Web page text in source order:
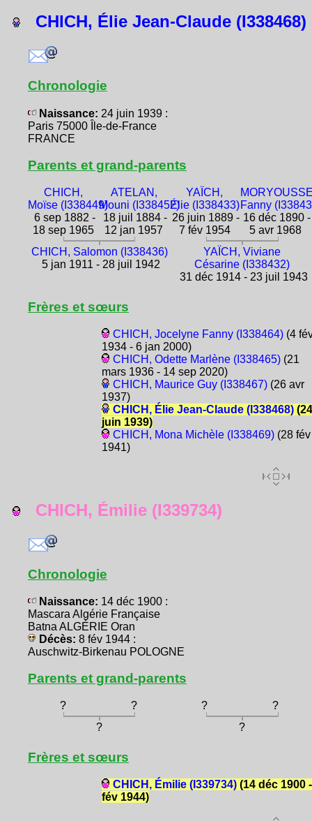
CHICH, Élie Jean-Claude (I338468)
Chronologie
Naissance: 24 juin 1939 :
Paris 75000 Île-de-France
FRANCE
Parents et grand-parents
CHICH,
Moïse (I338449)
6 sep 1882 -
18 sep 1965
ATELAN,
Mouni (I338452)
18 juil 1884 -
12 jan 1957
YAÏCH,
Élie (I338433)
26 juin 1889 -
7 fév 1954
Fanny
16 déc 1890 -
5 avr 1968
CHICH, Salomon (I338436)
5 jan 1911 - 28 juil 1942
YAÏCH, Viviane
Césarine (I338432)
31 déc 1914 - 23 juil 1943
Frères et sœurs
CHICH, Jocelyne Fanny (I338464)(4
1934 - 6 jan 2000)
CHICH, Odette Marlène (I338465)(21
mars 1936 - 14 sep 2020)
CHICH, Maurice Guy (I338467)(26 avr
1937)
CHICH, Élie Jean-Claude (I338468)(24
juin 1939)
CHICH, Mona Michèle (I338469)(28 fév
1941)
CHICH, Émilie (I339734)
Chronologie
Naissance: 14 déc 1900 :
Mascara Algérie Française
Batna ALGÉRIE Oran
Décès: 8 fév 1944 :
Auschwitz-Birkenau POLOGNE
Parents et grand-parents
? ? ?
?
?
?
Frères et sœurs
CHICH, Émilie (I339734)(14 déc 1900
fév 1944)